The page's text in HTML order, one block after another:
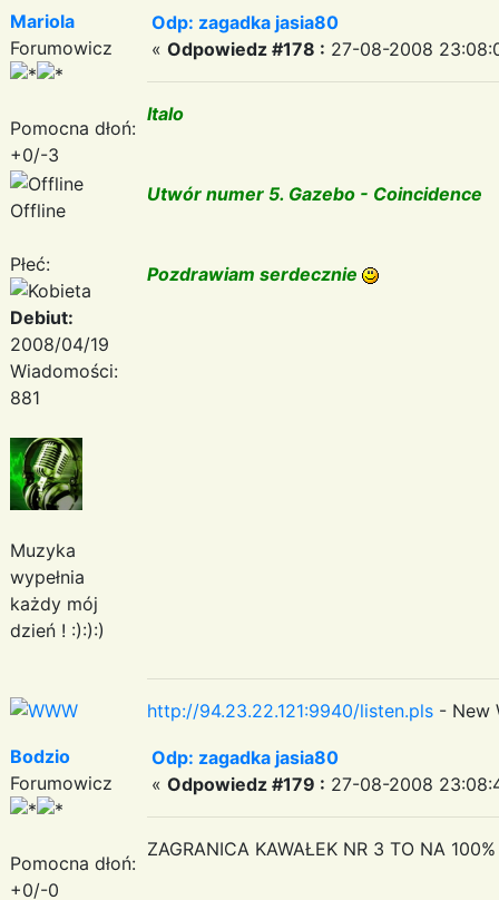
Mariola
Forumowicz
Pomocna dłoń:
+0/-3
Offline
Płeć:
Debiut:
2008/04/19
Wiadomości:
881
Muzyka
wypełnia
każdy mój
dzień ! :):):)
Odp: zagadka jasia80
« Odpowiedz #178 : 27-08-2008
Italo
Utwór numer 5. Gazebo - Coincidence
Pozdrawiam serdecznie
http://94.23.22.121:9940/listen.pls - New
Bodzio
Forumowicz
Pomocna dłoń:
+0/-0
Odp: zagadka jasia80
« Odpowiedz #179 : 27-08-2008
ZAGRANICA KAWAŁEK NR 3 TO NA